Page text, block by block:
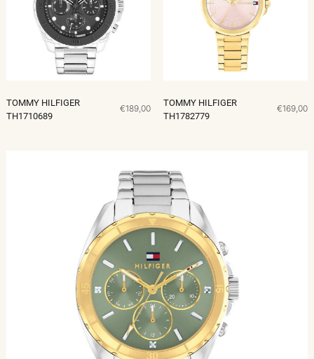
TOMMY HILFIGER
TH1710689
€189,00
TOMMY HILFIGER
TH1782779
€169,00